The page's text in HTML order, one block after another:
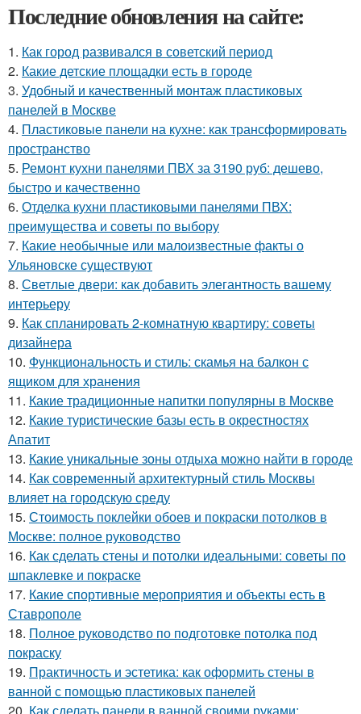
Последние обновления на сайте:
1. Как город развивался в советский период
2. Какие детские площадки есть в городе
3. Удобный и качественный монтаж пластиковых
панелей в Москве
4. Пластиковые панели на кухне: как трансформировать
пространство
5. Ремонт кухни панелями ПВХ за 3190 руб: дешево,
быстро и качественно
6. Отделка кухни пластиковыми панелями ПВХ:
преимущества и советы по выбору
7. Какие необычные или малоизвестные факты о
Ульяновске существуют
8. Светлые двери: как добавить элегантность вашему
интерьеру
9. Как спланировать 2-комнатную квартиру: советы
дизайнера
10. Функциональность и стиль: скамья на балкон с
ящиком для хранения
11. Какие традиционные напитки популярны в Москве
12. Какие туристические базы есть в окрестностях
Апатит
13. Какие уникальные зоны отдыха можно найти в городе
14. Как современный архитектурный стиль Москвы
влияет на городскую среду
15. Стоимость поклейки обоев и покраски потолков в
Москве: полное руководство
16. Как сделать стены и потолки идеальными: советы по
шпаклевке и покраске
17. Какие спортивные мероприятия и объекты есть в
Ставрополе
18. Полное руководство по подготовке потолка под
покраску
19. Практичность и эстетика: как оформить стены в
ванной с помощью пластиковых панелей
20. Как сделать панели в ванной своими руками: